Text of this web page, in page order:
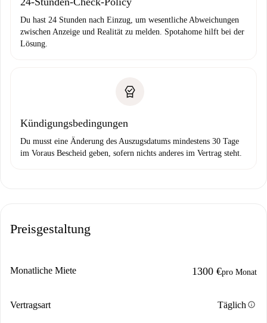
Du hast 24 Stunden nach Einzug, um wesentliche Abweichungen
zwischen Anzeige und Realität zu melden. Spotahome hilft bei der
Lösung.
Kündigungsbedingungen
Du musst eine Änderung des Auszugsdatums mindestens 30 Tage
im Voraus Bescheid geben, sofern nichts anderes im Vertrag steht.
Preisgestaltung
Monatliche Miete 1300 €pro Monat
Vertragsart Täglich info